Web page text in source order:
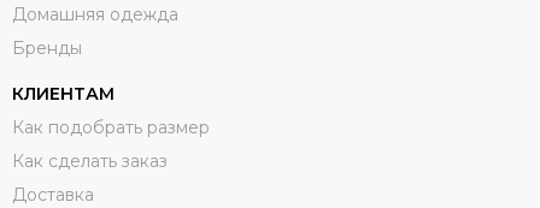
Домашняя одежда
Бренды
КЛИЕНТАМ
Как подобрать размер
Как сделать заказ
Доставка